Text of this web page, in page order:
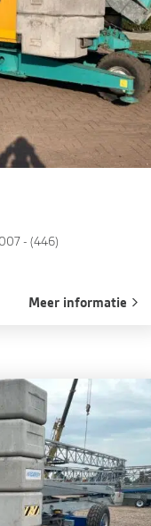
- (446)
Meer informatie